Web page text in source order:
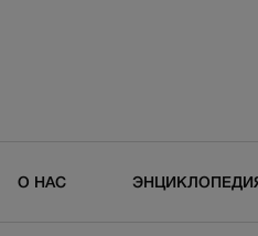
О НАС